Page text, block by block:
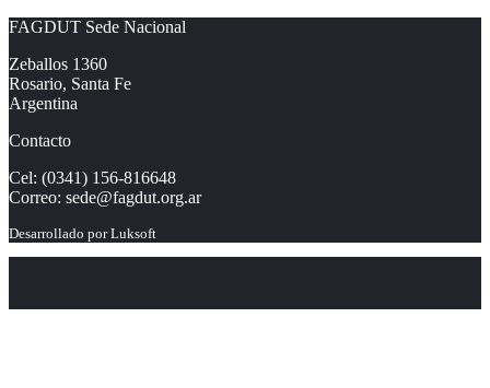
FAGDUT Sede Nacional
Zeballos 1360
Rosario, Santa Fe
Argentina
Contacto
Cel: (0341) 156-816648
Correo: sede@fagdut.org.ar
Desarrollado porLuksoft